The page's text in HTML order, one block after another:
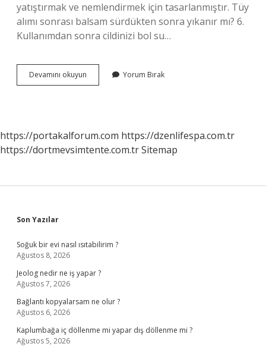
yatıştırmak ve nemlendirmek için tasarlanmıştır. Tüy
alımı sonrası balsam sürdükten sonra yıkanır mı? 6.
Kullanımdan sonra cildinizi bol su…
Devamını okuyun
Nasıl
Yorum Bırak
https://portakalforum.com https://dzenlifespa.com.tr
https://dortmevsimtente.com.trSitemap
Sidebar
Son Yazılar
Soğuk bir evi nasıl ısıtabilirim ?
Ağustos 8, 2026
Jeolog nedir ne iş yapar ?
Ağustos 7, 2026
Bağlantı kopyalarsam ne olur ?
Ağustos 6, 2026
Kaplumbağa iç döllenme mi yapar dış döllenme mi ?
Ağustos 5, 2026